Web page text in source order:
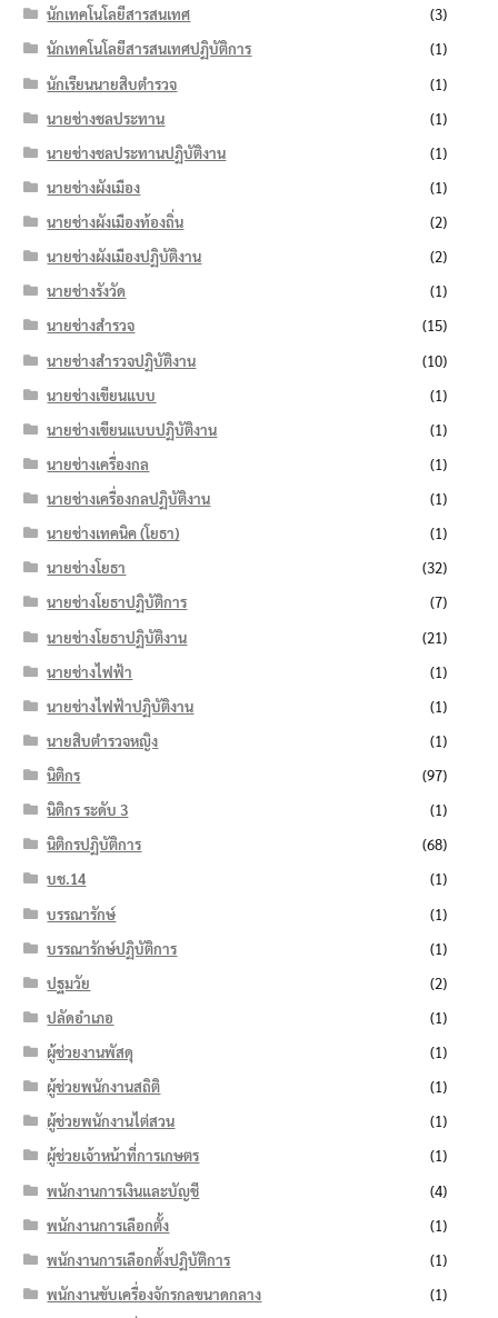
นักเทคโนโลยีสารสนเทศ
(3)
นักเทคโนโลยีสารสนเทศปฏิบัติการ
(1)
นักเรียนนายสิบตำรวจ
(1)
นายช่างชลประทาน
(1)
นายช่างชลประทานปฏิบัติงาน
(1)
นายช่างผังเมือง
(1)
นายช่างผังเมืองท้องถิ่น
(2)
นายช่างผังเมืองปฏิบัติงาน
(2)
นายช่างรังวัด
(1)
นายช่างสำรวจ
(15)
นายช่างสำรวจปฏิบัติงาน
(10)
นายช่างเขียนแบบ
(1)
นายช่างเขียนแบบปฏิบัติงาน
(1)
นายช่างเครื่องกล
(1)
นายช่างเครื่องกลปฏิบัติงาน
(1)
นายช่างเทคนิค (โยธา)
(1)
นายช่างโยธา
(32)
นายช่างโยธาปฏิบัติการ
(7)
นายช่างโยธาปฏิบัติงาน
(21)
นายช่างไฟฟ้า
(1)
นายช่างไฟฟ้าปฏิบัติงาน
(1)
นายสิบตำรวจหญิง
(1)
นิติกร
(97)
นิติกร ระดับ 3
(1)
นิติกรปฏิบัติการ
(68)
บช.14
(1)
บรรณารักษ์
(1)
บรรณารักษ์ปฏิบัติการ
(1)
ปฐมวัย
(2)
ปลัดอำเภอ
(1)
ผู้ช่วยงานพัสดุ
(1)
ผู้ช่วยพนักงานสถิติ
(1)
ผู้ช่วยพนักงานไต่สวน
(1)
ผู้ช่วยเจ้าหน้าที่การเกษตร
(1)
พนักงานการเงินและบัญชี
(4)
พนักงานการเลือกตั้ง
(1)
พนักงานการเลือกตั้งปฏิบัติการ
(1)
พนักงานขับเครื่องจักรกลขนาดกลาง
(1)